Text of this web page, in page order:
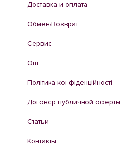
Доставка и оплата
Обмен/Возврат
Сервис
Опт
Політика конфіденційності
Договор публичной оферты
Статьи
Контакты